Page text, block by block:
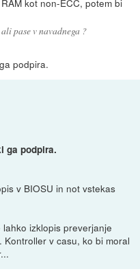
pase v navadnega ?
podpira.
ga podpira.
v BIOSU in not vstekas
izklopis preverjanje
v casu, ko bi moral